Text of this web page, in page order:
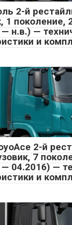
2-й
1 поколение,
н.в.) —
и
2-й
7
04.2016) —
и